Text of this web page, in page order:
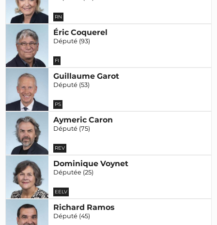
RN
Éric Coquerel
Député (93)
FI
Guillaume Garot
Député (53)
PS
Aymeric Caron
Député (75)
REV
Dominique Voynet
Députée (25)
EELV
Richard Ramos
Député (45)